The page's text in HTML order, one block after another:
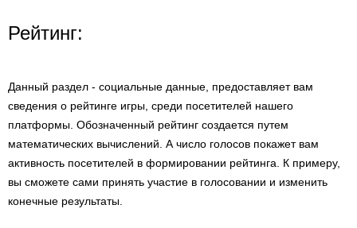
Рейтинг:
Данный раздел - социальные данные, предоставляет вам
сведения о рейтинге игры, среди посетителей нашего
платформы. Обозначенный рейтинг создается путем
математических вычислений. А число голосов покажет вам
активность посетителей в формировании рейтинга. К примеру,
вы сможете сами принять участие в голосовании и изменить
конечные результаты.